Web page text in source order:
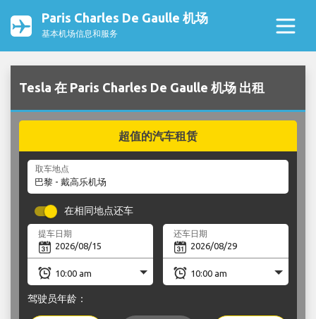
Paris Charles De Gaulle 机场
基本机场信息和服务
Tesla 在 Paris Charles De Gaulle 机场 出租
超值的汽车租赁
取车地点
在相同地点还车
提车日期 还车日期
驾驶员年龄：